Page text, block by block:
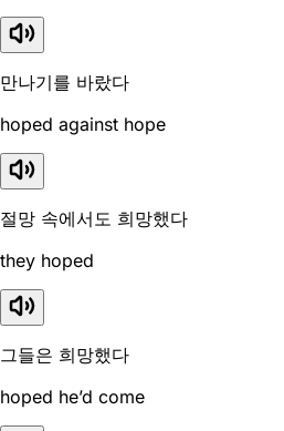
만나기를 바랐다
hoped against hope
절망 속에서도 희망했다
they hoped
그들은 희망했다
hoped he’d come